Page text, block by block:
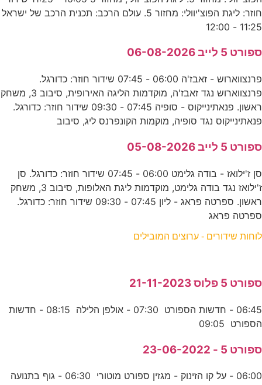
חוזר: ליגת הפוצ'יוולי: מחזור 5. עולם הרכב: תכנית הרכב של ישראל
11:25 - 12:00
ספורט 5 לייב 06-08-2026
פרנצווארוש - זאבז'ה 06:00 - 07:45 שידור חוזר: כדורגל.
פרנצווארוש נגד זאבז'ה, מוקדמות הליגה האירופית, סיבוב 3, משחק
ראשון. פנאתינייקוס - סופיה 07:45 - 09:30 שידור חוזר: כדורגל.
פנאתינייקוס נגד סופיה, מוקמות הקונפרנס ליג, סיבוב
ספורט 5 לייב 05-08-2026
סן ז'ילואז - בודה גלימט 06:00 - 07:45 שידור חוזר: כדורגל. סן
ז'ילואז נגד בודה גלימט, מוקדמות ליגת האלופות, סיבוב 3, משחק
ראשון. ספרטה פראג - ליון 07:45 - 09:30 שידור חוזר: כדורגל.
ספרטה פראג
לוחות שידורים - ערוצים המובילים
ספורט 5 פלוס 21-11-2023
06:45 - חדשות הספורט 07:30 - אולפן הלילה 08:15 - חדשות
הספורט 09:05
ספורט 5 - 23-06-2022
06:00 - על קו הזינוק - מגזין ספורט מוטורי 06:30 - גוף בתנועה